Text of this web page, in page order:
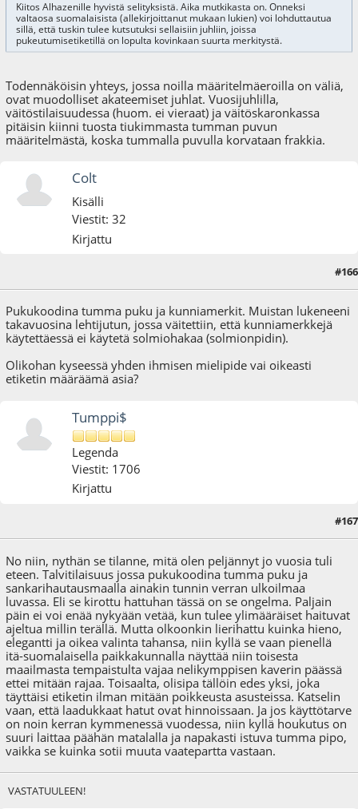
Kiitos Alhazenille hyvistä selityksistä. Aika mutkikasta on. Onneksi
valtaosa suomalaisista (allekirjoittanut mukaan lukien) voi lohduttautua
sillä, että tuskin tulee kutsutuksi sellaisiin juhliin, joissa
pukeutumisetiketillä on lopulta kovinkaan suurta merkitystä.
Todennäköisin yhteys, jossa noilla määritelmäeroilla on väliä,
ovat muodolliset akateemiset juhlat. Vuosijuhlilla,
väitöstilaisuudessa (huom. ei vieraat) ja väitöskaronkassa
pitäisin kiinni tuosta tiukimmasta tumman puvun
määritelmästä, koska tummalla puvulla korvataan frakkia.
Colt
Kisälli
Viestit: 32
Kirjattu
#166
Pukukoodina tumma puku ja kunniamerkit. Muistan lukeneeni
takavuosina lehtijutun, jossa väitettiin, että kunniamerkkejä
käytettäessä ei käytetä solmiohakaa (solmionpidin).
Olikohan kyseessä yhden ihmisen mielipide vai oikeasti
etiketin määräämä asia?
Tumppi$
Legenda
Viestit: 1706
Kirjattu
#167
No niin, nythän se tilanne, mitä olen peljännyt jo vuosia tuli
eteen. Talvitilaisuus jossa pukukoodina tumma puku ja
sankarihautausmaalla ainakin tunnin verran ulkoilmaa
luvassa. Eli se kirottu hattuhan tässä on se ongelma. Paljain
päin ei voi enää nykyään vetää, kun tulee ylimääräiset haituvat
ajeltua millin terällä. Mutta olkoonkin lierihattu kuinka hieno,
elegantti ja oikea valinta tahansa, niin kyllä se vaan pienellä
itä-suomalaisella paikkakunnalla näyttää niin toisesta
maailmasta tempaistulta vajaa nelikymppisen kaverin päässä
ettei mitään rajaa. Toisaalta, olisipa tällöin edes yksi, joka
täyttäisi etiketin ilman mitään poikkeusta asusteissa. Katselin
vaan, että laadukkaat hatut ovat hinnoissaan. Ja jos käyttötarve
on noin kerran kymmenessä vuodessa, niin kyllä houkutus on
suuri laittaa päähän matalalla ja napakasti istuva tumma pipo,
vaikka se kuinka sotii muuta vaatepartta vastaan.
VASTATUULEEN!